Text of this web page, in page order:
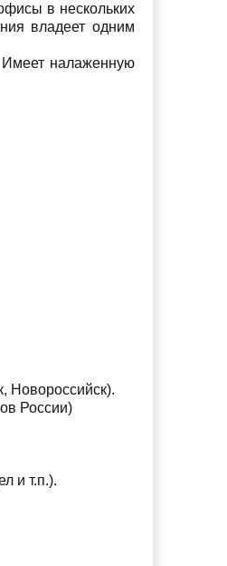
в нескольких
владеет одним
Имеет налаженную
Новороссийск).
России)
и т.п.).